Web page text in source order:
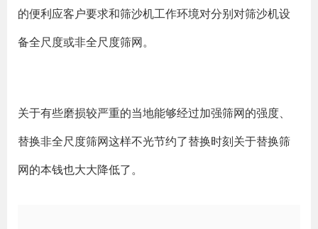
的便利应客户要求和筛沙机工作环境对分别对筛沙机设
备全尺度或非全尺度筛网。
关于有些磨损较严重的当地能够经过加强筛网的强度、
替换非全尺度筛网这样不光节约了替换时刻关于替换筛
网的本钱也大大降低了。